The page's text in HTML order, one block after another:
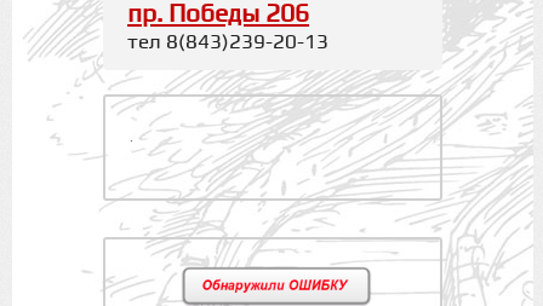
пр. Победы 206
тел 8(843)239-20-13
.